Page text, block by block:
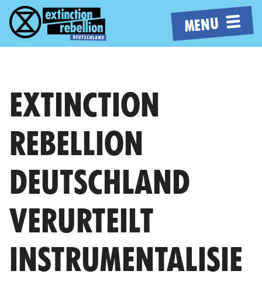
MENU
EXTINCTION
REBELLION
DEUTSCHLAND
VERURTEILT
INSTRUMENTALISIE